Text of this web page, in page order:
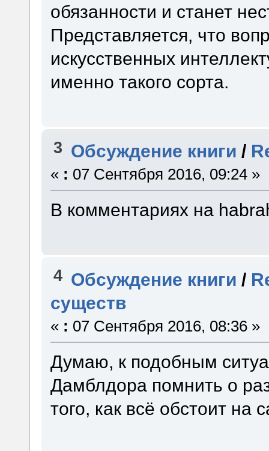
обязанности и станет
Представляется, что
искусственных
именно такого сорта.
3 Обсуждение книги /
« : 07 Сентября 2016, 09:24 »
В комментариях на
4 Обсуждение книги /
существ
« : 07 Сентября 2016, 08:36 »
Думаю, к подобным
Дамблдора помнить о
того, как всё обстоит на